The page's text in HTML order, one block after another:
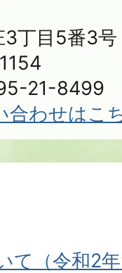
3丁目5番3号
21-8499
合わせはこ
て（令和2